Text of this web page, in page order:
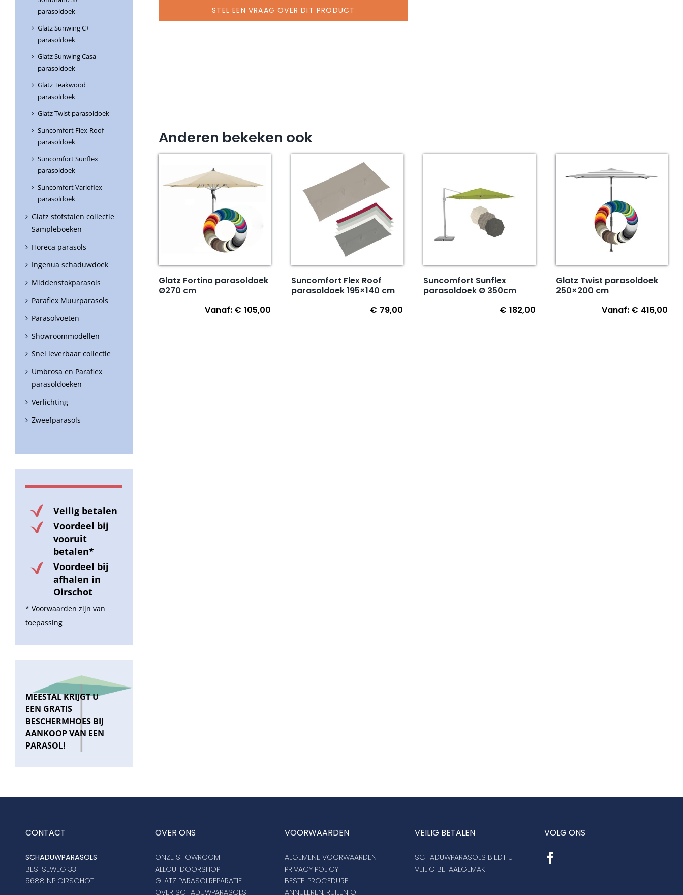
STEL EEN VRAAG OVER DIT PRODUCT
Anderen bekeken ook
Glatz Fortino parasoldoek
Ø270 cm
Vanaf: € 105,00
Suncomfort Flex Roof
parasoldoek 195×140 cm
€ 79,00
Suncomfort Sunflex
parasoldoek Ø 350cm
€ 182,00
Glatz Twist parasoldoek
250×200 cm
Vanaf: € 416,00
parasoldoek
Glatz Sunwing C+
parasoldoek
Glatz Sunwing Casa
parasoldoek
Glatz Teakwood
parasoldoek
Glatz Twist parasoldoek
Suncomfort Flex-Roof
parasoldoek
Suncomfort Sunflex
parasoldoek
Suncomfort Varioflex
parasoldoek
Glatz stofstalen collectie
Sampleboeken
Horeca parasols
Ingenua schaduwdoek
Middenstokparasols
Paraflex Muurparasols
Parasolvoeten
Showroommodellen
Snel leverbaar collectie
Umbrosa en Paraflex
parasoldoeken
Verlichting
Zweefparasols
Veilig betalen
Voordeel bij
vooruit
betalen*
Voordeel bij
afhalen in
Oirschot
* Voorwaarden zijn van
toepassing
MEESTAL KRIJGT U
EEN GRATIS
BESCHERMHOES BIJ
AANKOOP VAN EEN
PARASOL!
CONTACT
SCHADUWPARASOLS
BESTSEWEG 33
5688 NP OIRSCHOT
OVER ONS
ONZE SHOWROOM
ALLOUTDOORSHOP
GLATZ PARASOLREPARATIE
OVER SCHADUWPARASOLS
VOORWAARDEN
ALGEMENE VOORWAARDEN
PRIVACY POLICY
BESTELPROCEDURE
ANNULEREN, RUILEN OF
VEILIG BETALEN
SCHADUWPARASOLS BIEDT U
VEILIG BETAALGEMAK
VOLG ONS